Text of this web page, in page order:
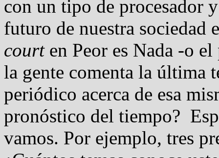
con un tipo de procesador
futuro de nuestra sociedad
courten Peor es Nada -o
la gente comenta la última
periódico acerca de esa
pronóstico del tiempo?
vamos. Por ejemplo, tres